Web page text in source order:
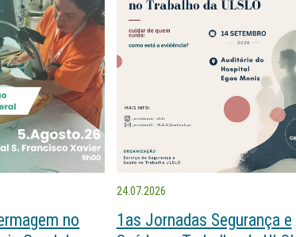
no
24.07.2026
1as Jornadas Segurança e